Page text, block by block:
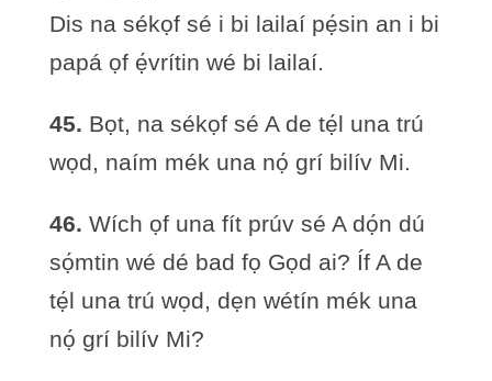
Dis na sékọf sé i bi lailaí pẹ́sin an i bi
papá ọf ẹ́vrítin wé bi lailaí.
45. Bọt, na sékọf sé A de tẹ́l una trú
wọd, naím mék una nọ́ grí bilív Mi.
46. Wích ọf una fít prúv sé A dọ́n dú
sọ́mtin wé dé bad fọ Gọd ai? Íf A de
tẹ́l una trú wọd, dẹn wétín mék una
nọ́ grí bilív Mi?